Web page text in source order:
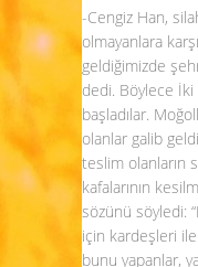
-Cengiz Han,
olmayanlara
geldiğimizde
dedi. Böylece
başladılar.
olanlar galib
teslim olanların
kafalarının
sözünü söyledi:
için kardeşleri
bunu yapanlar,